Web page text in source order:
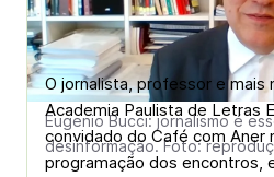
Eugenio Bucci: jornalismo é
desinformação. Foto:
Márcia Miranda
O jornalista, professor e mais
Academia Paulista de Letras
convidado do Café com Aner
programação dos encontros,